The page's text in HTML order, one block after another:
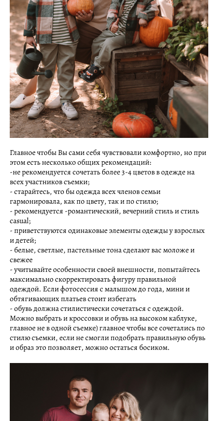
Главное чтобы Вы сами себя чувствовали комфортно, но при
этом есть несколько общих рекомендаций:
-не рекомендуется сочетать более 3-4 цветов в одежде на
всех участников съемки;
- старайтесь, что бы одежда всех членов семьи
гармонировала, как по цвету, так и по стилю;
- рекомендуется -романтический, вечерний стиль и стиль
casual;
- приветствуются одинаковые элементы одежды у взрослых
и детей;
- белые, светлые, пастельные тона сделают вас моложе и
свежее
- учитывайте особенности своей внешности, попытайтесь
максимально скорректировать фигуру правильной
одеждой. Если фотосессия с малышом до года, мини и
обтягивающих платьев стоит избегать
- обувь должна стилистически сочетаться с одеждой.
Можно выбрать и кроссовки и обувь на высоком каблуке,
главное не в одной съемке) главное чтобы все сочетались по
стилю съемки, если не смогли подобрать правильную обувь
и образ это позволяет, можно остаться босиком.